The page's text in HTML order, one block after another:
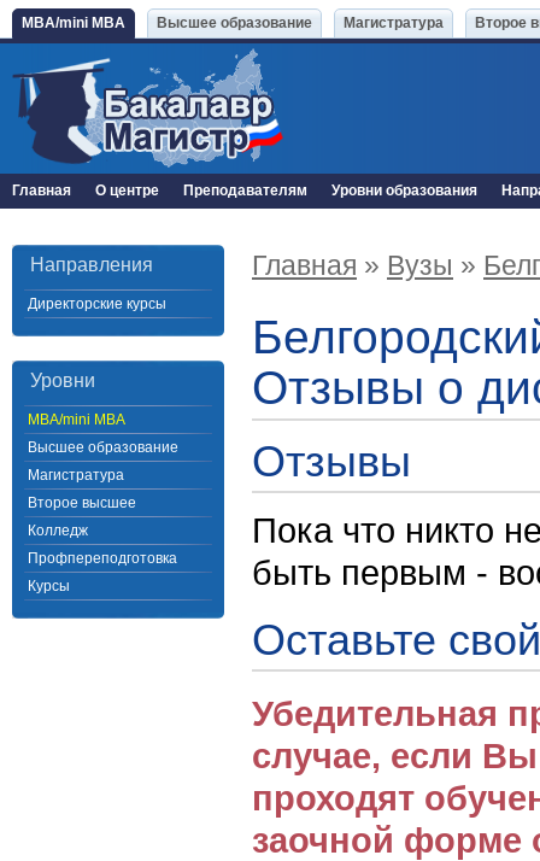
MBA/mini MBA Высшее образование Магистратура Второе
Главная О центре Преподавателям Уровни образования
Направления
Директорские курсы
Уровни
MBA/mini MBA
Высшее образование
Магистратура
Второе высшее
Колледж
Профпереподготовка
Курсы
Главная » Вузы »
Отзывы о
Отзывы
Пока что никто
быть первым -
Оставьте
Убедительная
случае, если
проходят
заочной форме